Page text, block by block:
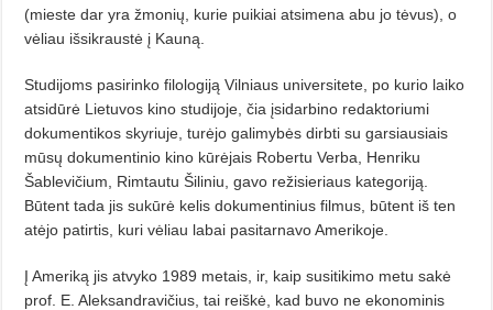
(mieste dar yra žmonių, kurie puikiai atsimena abu jo tėvus), o
vėliau išsikraustė į Kauną.
Studijoms pasirinko filologiją Vilniaus universitete, po kurio laiko
atsidūrė Lietuvos kino studijoje, čia įsidarbino redaktoriumi
dokumentikos skyriuje, turėjo galimybės dirbti su garsiausiais
mūsų dokumentinio kino kūrėjais Robertu Verba, Henriku
Šablevičium, Rimtautu Šiliniu, gavo režisieriaus kategoriją.
Būtent tada jis sukūrė kelis dokumentinius filmus, būtent iš ten
atėjo patirtis, kuri vėliau labai pasitarnavo Amerikoje.
Į Ameriką jis atvyko 1989 metais, ir, kaip susitikimo metu sakė
prof. E. Aleksandravičius, tai reiškė, kad buvo ne ekonominis